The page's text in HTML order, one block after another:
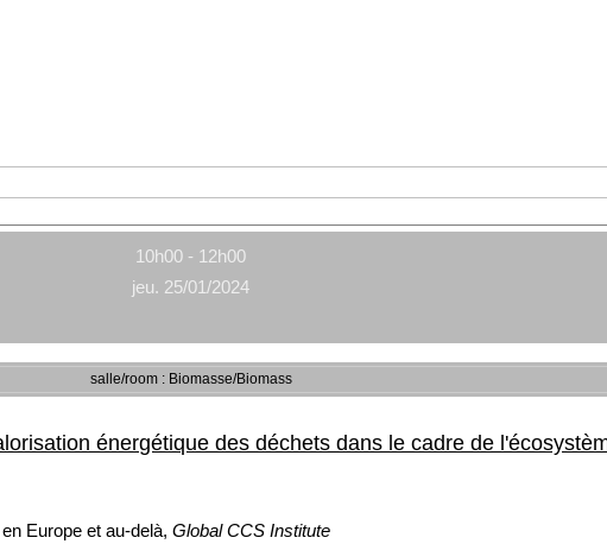
10h00 - 12h00
jeu. 25/01/2024
salle/room : Biomasse/Biomass
énergétique des déchets dans le cadre de
Europe et au-delà,Global CCS Institute